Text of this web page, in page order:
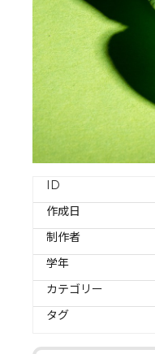
ID
作成日
制作者
学年
カテゴリー
タグ